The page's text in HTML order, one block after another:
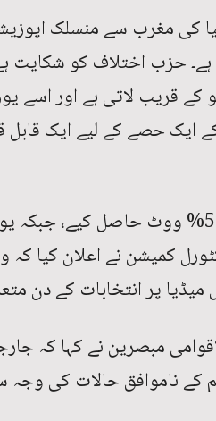
کی مغرب سے منسلک
حزب اختلاف کو شکایت
کے قریب لاتی ہے اور اسے
ایک حصے کے لیے ایک
کمیشن نے اعلان کیا
میڈیا پر انتخابات کے دن
مبصرین نے کہا کہ
کے ناموافق حالات کی وجہ